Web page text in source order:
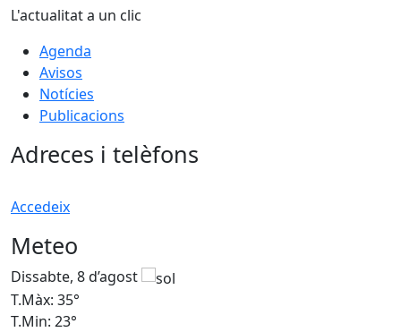
L'actualitat a un clic
Agenda
Avisos
Notícies
Publicacions
Adreces i telèfons
Accedeix
Meteo
Dissabte, 8 d’agost
T.Màx: 35°
T.Min: 23°